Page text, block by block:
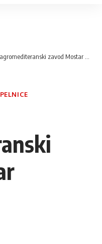
zavod Mostar upozorava vinogradare